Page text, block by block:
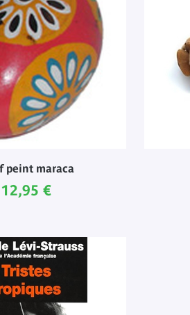
peint maraca
Prix ​​actuel
12,95 €